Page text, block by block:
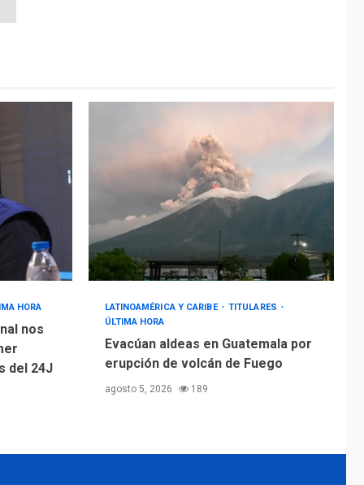
HORA
nos
del 24J
LATINOAMÉRICA Y CARIBE
TITULARES
ÚLTIMA HORA
Evacúan aldeas en Guatemala por
erupción de volcán de Fuego
agosto 5, 2026 189